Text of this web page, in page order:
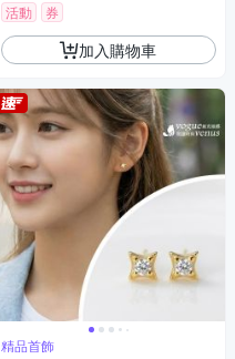
活動 券
加入購物車
精品首飾